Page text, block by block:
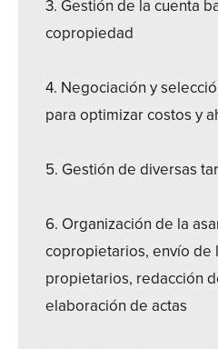
3. Gestión de la cuenta
copropiedad
4. Negociación y
para optimizar costos y
5. Gestión de diversas
6. Organización de la
copropietarios, envío de
propietarios, redacción
elaboración de actas